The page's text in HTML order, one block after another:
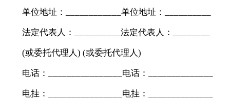
单位地址：____________单位地址：__________
法定代表人：__________法定代表人：________
(或委托代理人) (或委托代理人)
电话：________________电话：______________
电挂：________________电挂：______________